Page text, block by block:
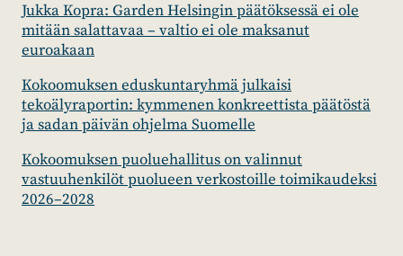
Jukka Kopra: Garden Helsingin päätöksessä ei ole
mitään salattavaa – valtio ei ole maksanut
euroakaan
Kokoomuksen eduskuntaryhmä julkaisi
tekoälyraportin: kymmenen konkreettista päätöstä
ja sadan päivän ohjelma Suomelle
Kokoomuksen puoluehallitus on valinnut
vastuuhenkilöt puolueen verkostoille toimikaudeksi
2026–2028